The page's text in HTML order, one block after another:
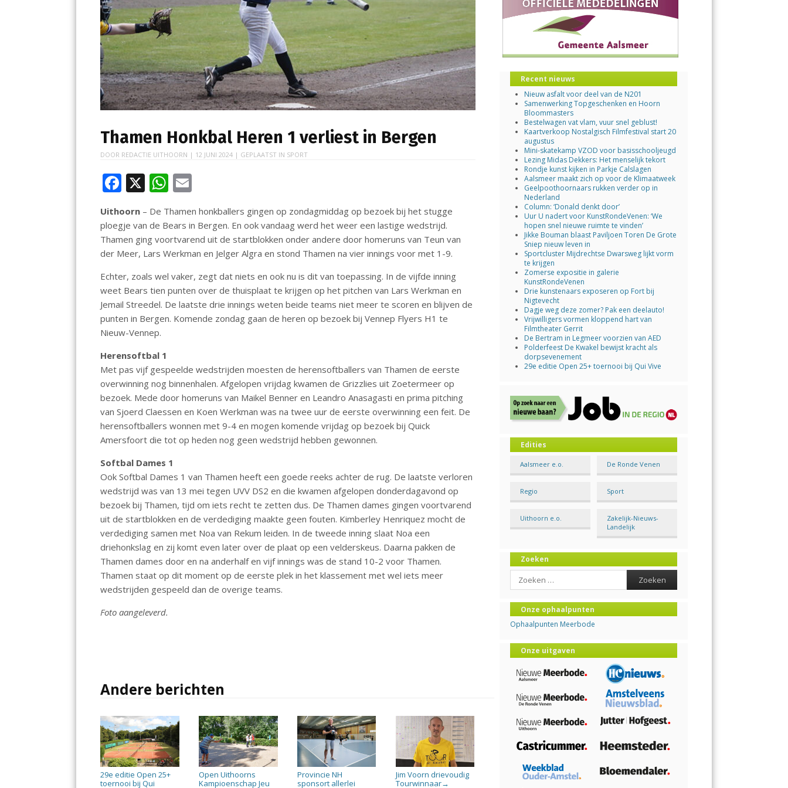
Thamen Honkbal Heren 1 verliest in Bergen
DOOR REDACTIE UITHOORN | 12 JUNI 2024 | GEPLAATST IN SPORT
F
ac
e
b
o
o
k
X W
h
at
s
A
p
p
ai
l
Uithoorn – De Thamen honkballers gingen op zondagmiddag op bezoek bij het stugge
ploegje van de Bears in Bergen. En ook vandaag werd het weer een lastige wedstrijd.
Thamen ging voortvarend uit de startblokken onder andere door homeruns van Teun van
der Meer, Lars Werkman en Jelger Algra en stond Thamen na vier innings voor met 1-9.
Echter, zoals wel vaker, zegt dat niets en ook nu is dit van toepassing. In de vijfde inning
weet Bears tien punten over de thuisplaat te krijgen op het pitchen van Lars Werkman en
Jemail Streedel. De laatste drie innings weten beide teams niet meer te scoren en blijven de
punten in Bergen. Komende zondag gaan de heren op bezoek bij Vennep Flyers H1 te
Nieuw-Vennep.
Herensoftbal 1
Met pas vijf gespeelde wedstrijden moesten de herensoftballers van Thamen de eerste
overwinning nog binnenhalen. Afgelopen vrijdag kwamen de Grizzlies uit Zoetermeer op
bezoek. Mede door homeruns van Maikel Benner en Leandro Anasagasti en prima pitching
van Sjoerd Claessen en Koen Werkman was na twee uur de eerste overwinning een feit. De
herensoftballers wonnen met 9-4 en mogen komende vrijdag op bezoek bij Quick
Amersfoort die tot op heden nog geen wedstrijd hebben gewonnen.
Softbal Dames 1
Ook Softbal Dames 1 van Thamen heeft een goede reeks achter de rug. De laatste verloren
wedstrijd was van 13 mei tegen UVV DS2 en die kwamen afgelopen donderdagavond op
bezoek bij Thamen, tijd om iets recht te zetten dus. De Thamen dames gingen voortvarend
uit de startblokken en de verdediging maakte geen fouten. Kimberley Henriquez mocht de
verdediging samen met Noa van Rekum leiden. In de tweede inning slaat Noa een
driehonkslag en zij komt even later over de plaat op een velderskeus. Daarna pakken de
Thamen dames door en na anderhalf en vijf innings was de stand 10-2 voor Thamen.
Thamen staat op dit moment op de eerste plek in het klassement met wel iets meer
wedstrijden gespeeld dan de overige teams.
Foto aangeleverd.
Andere berichten
29e editie Open 25+
toernooi bij Qui
Open Uithoorns
Kampioenschap Jeu
Provincie NH
sponsort allerlei
Jim Voorn drievoudig
Tourwinnaar→
Recent nieuws
Nieuw asfalt voor deel van de N201
Samenwerking Topgeschenken en Hoorn
Bloommasters
Bestelwagen vat vlam, vuur snel geblust!
Kaartverkoop Nostalgisch Filmfestival start 20
augustus
Mini-skatekamp VZOD voor basisschooljeugd
Lezing Midas Dekkers: Het menselijk tekort
Rondje kunst kijken in Parkje Calslagen
Aalsmeer maakt zich op voor de Klimaatweek
Geelpoothoornaars rukken verder op in
Nederland
Column: ‘Donald denkt door’
Uur U nadert voor KunstRondeVenen: ‘We
hopen snel nieuwe ruimte te vinden’
Jikke Bouman blaast Paviljoen Toren De Grote
Sniep nieuw leven in
Sportcluster Mijdrechtse Dwarsweg lijkt vorm
te krijgen
Zomerse expositie in galerie
KunstRondeVenen
Drie kunstenaars exposeren op Fort bij
Nigtevecht
Dagje weg deze zomer? Pak een deelauto!
Vrijwilligers vormen kloppend hart van
Filmtheater Gerrit
De Bertram in Legmeer voorzien van AED
Polderfeest De Kwakel bewijst kracht als
dorpsevenement
29e editie Open 25+ toernooi bij Qui Vive
Edities
Aalsmeer e.o. De Ronde Venen
Regio Sport
Uithoorn e.o.
Zakelijk-Nieuws-
Landelijk
Zoeken
Search
Onze ophaalpunten
Ophaalpunten Meerbode
Onze uitgaven